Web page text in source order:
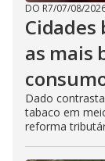
DO R7/07/08/
as mais
Dado
tabaco em
reforma